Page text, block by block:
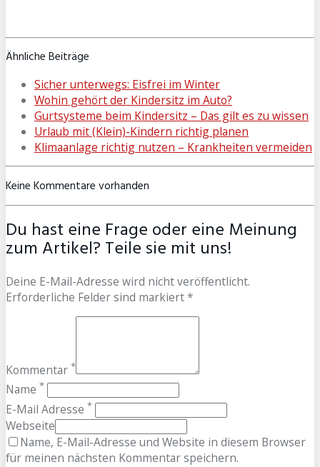
Ähnliche Beiträge
Sicher unterwegs: Eisfrei im Winter
Wohin gehört der Kindersitz im Auto?
Gurtsysteme beim Kindersitz – Das gilt es zu wissen
Urlaub mit (Klein)-Kindern richtig planen
Klimaanlage richtig nutzen – Krankheiten vermeiden
Keine Kommentare vorhanden
Du hast eine Frage oder eine Meinung
zum Artikel? Teile sie mit uns!
Deine E-Mail-Adresse wird nicht veröffentlicht.
Erforderliche Felder sind markiert *
Kommentar *
Name *
E-Mail Adresse *
Webseite
Name, E-Mail-Adresse und Website in diesem Browser
für meinen nächsten Kommentar speichern.